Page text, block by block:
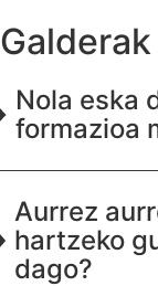
Nola eska
formazioa
Aurrez
hartzeko
dago?